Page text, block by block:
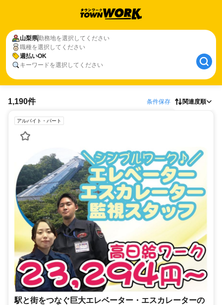
山梨県勤務地を選択してください
職種を選択してください
週払いOK
キーワードを選択してください
1,190件 条件保存 関連度順
アルバイト・パート
駅と街をつなぐ巨大エレベーター・エスカレーターの